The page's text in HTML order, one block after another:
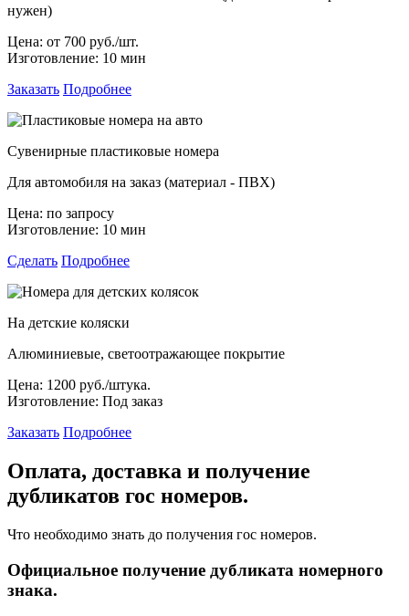
нужен)
Цена: от 700 руб./шт.
Изготовление: 10 мин
Заказать Подробнее
Сувенирные пластиковые номера
Для автомобиля на заказ (материал - ПВХ)
Цена: по запросу
Изготовление: 10 мин
Сделать Подробнее
На детские коляски
Алюминиевые, светоотражающее покрытие
Цена: 1200 руб./штука.
Изготовление: Под заказ
Заказать Подробнее
Оплата, доставка и получение
дубликатов гос номеров.
Что необходимо знать до получения гос номеров.
Официальное получение дубликата номерного
знака.